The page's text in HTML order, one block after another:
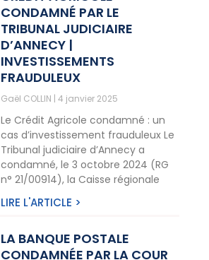
CONDAMNÉ PAR LE
TRIBUNAL JUDICIAIRE
D’ANNECY |
INVESTISSEMENTS
FRAUDULEUX
Gaël COLLIN 4 janvier 2025
Le Crédit Agricole condamné : un
cas d’investissement frauduleux Le
Tribunal judiciaire d’Annecy a
condamné, le 3 octobre 2024 (RG
n° 21/00914), la Caisse régionale
LIRE L'ARTICLE >
LA BANQUE POSTALE
CONDAMNÉE PAR LA COUR